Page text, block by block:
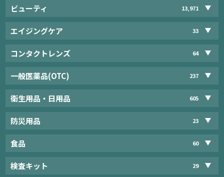
ビューティ 13,971
エイジングケア 33
コンタクトレンズ 64
一般医薬品(OTC) 237
衛生用品・日用品 605
防災用品 23
食品 60
検査キット 29